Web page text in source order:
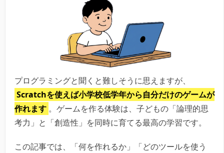
プログラミングと聞くと難しそうに思えますが、
Scratchを使えば小学校低学年から自分だけのゲームが
作れます 。ゲームを作る体験は、子どもの「論理的思
考力」と「創造性」を同時に育てる最高の学習です。
この記事では、「何を作れるか」「どのツールを使う